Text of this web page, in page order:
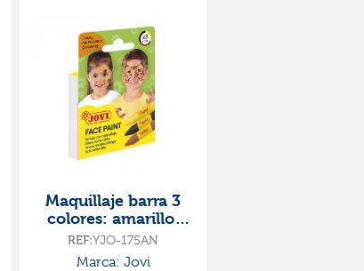
Maquillaje barra 3
colores: amarillo,
marrón, negro
REF:YJO-175AN
Marca: Jovi